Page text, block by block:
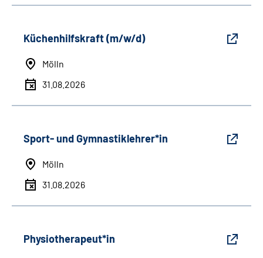
Küchenhilfskraft (m/w/d)
Mölln
31.08.2026
Sport- und Gymnastiklehrer*in
Mölln
31.08.2026
Physiotherapeut*in